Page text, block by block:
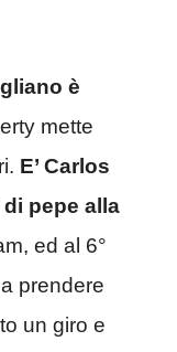
è
mette
E’ Carlos
di pepe alla
ed al 6°
prendere
un giro e